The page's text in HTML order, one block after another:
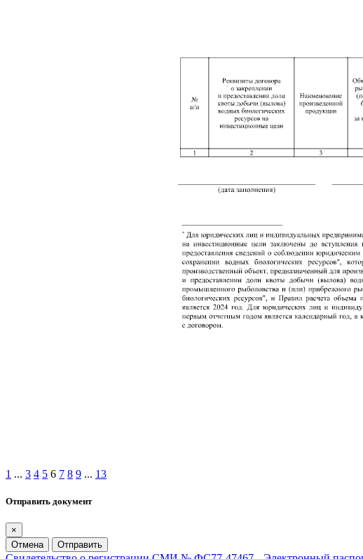
1 ... 3 4 5 6 7 8 9 ... 13
Отправить документ
×
Отмена
Отправить